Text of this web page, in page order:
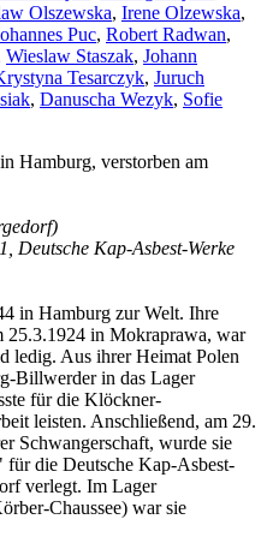
Olszewska, Irene Olzewska,
Puc, Robert Radwan,
Wieslaw Staszak, Johann
Tesarczyk, Juruch
, Danuscha Wezyk, Sofie
Hamburg, verstorben am
Deutsche Kap-Asbest-Werke
in Hamburg zur Welt. Ihre
25.3.1924 in Mokraprawa, war
ledig. Aus ihrer Heimat Polen
Billwerder in das Lager
für die Klöckner-
leisten. Anschließend, am 29.
Schwangerschaft, wurde sie
für die Deutsche Kap-Asbest-
verlegt. Im Lager
Chaussee) war sie